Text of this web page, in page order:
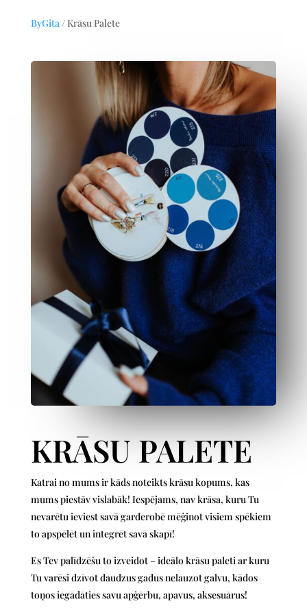
ByGita/ Krāsu Palete
KRĀSU PALETE
Katrai no mums ir kāds noteikts krāsu kopums, kas
mums piestāv vislabāk! Iespējams, nav krāsa, kuru Tu
nevarētu ieviest savā garderobē mēģinot visiem spēkiem
to apspēlēt un integrēt savā skapī!
Es Tev palīdzēšu to izveidot – ideālo krāsu paleti ar kuru
Tu varēsi dzīvot daudzus gadus nelauzot galvu, kādos
toņos iegādāties savu apģērbu, apavus, aksesuārus!